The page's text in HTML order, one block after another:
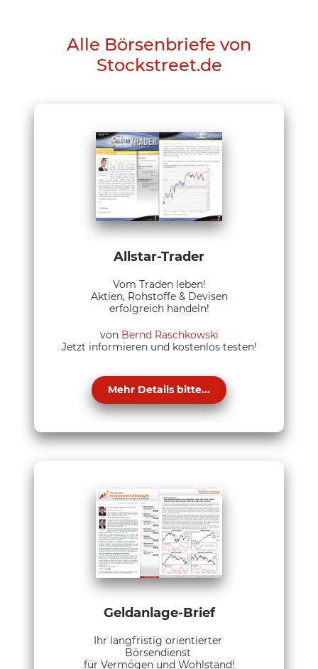
Alle Börsenbriefe von
Stockstreet.de
Allstar-Trader
Vom Traden leben!
Aktien, Rohstoffe & Devisen
erfolgreich handeln!
von Bernd Raschkowski
Jetzt informieren und kostenlos testen!
Mehr Details bitte...
Geldanlage-Brief
Ihr langfristig orientierter
Börsendienst
für Vermögen und Wohlstand!